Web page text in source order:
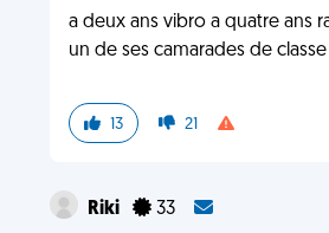
a deux ans vibro a quatre ans
un de ses camarades de classe
13 21
Riki 33